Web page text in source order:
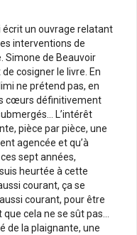
écrit un ouvrage relatant
interventions de
Simone de Beauvoir
cosigner le livre. En
ne prétend pas, en
cœurs définitivement
L’intérêt
pièce par pièce, une
agencée et qu’à
sept années,
heurtée à cette
courant, ça se
courant, pour être
cela ne se sût pas…
de la plaignante, une